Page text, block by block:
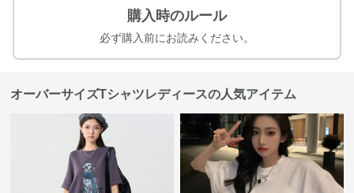
購入時のルール
必ず購入前にお読みください。
オーバーサイズTシャツレディースの人気アイテム